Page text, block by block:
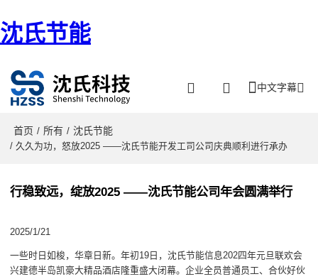
沈氏节能
中文字幕
首页 / 所有 / 沈氏节能
/ 久久为功，怒放2025 ——沈氏节能开发工司公司庆典顺利进行承办
行稳致远，绽放2025 ——沈氏节能公司年会圆满举行
2025/1/21
一些时日如梭，华章日新。年初19日，沈氏节能信息202四年元旦联欢会
兴建德半岛凯豪大精品酒店隆重盛大闭幕。企业全员普通员工、合伙好伙